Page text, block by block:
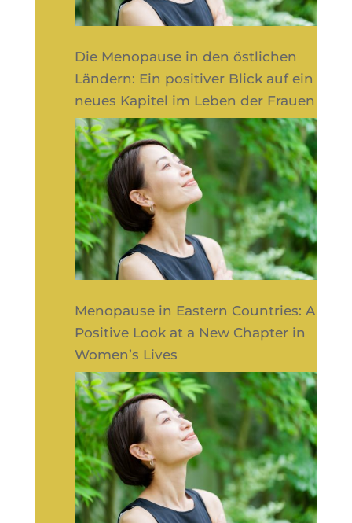
Die Menopause in den östlichen
Ländern: Ein positiver Blick auf ein
neues Kapitel im Leben der Frauen
Menopause in Eastern Countries: A
Positive Look at a New Chapter in
Women’s Lives